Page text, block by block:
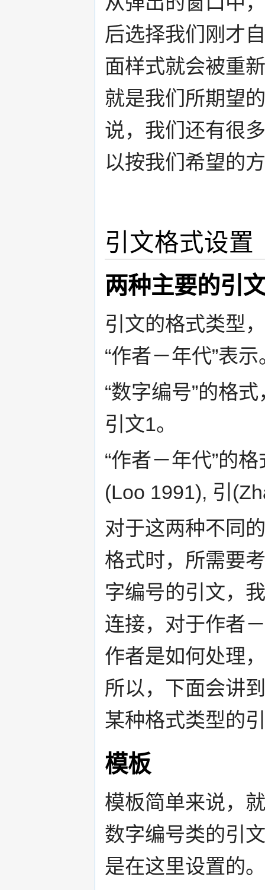
后选择我们刚才
面样式就会被重
就是我们所期望
说，我们还有很
以按我们希望的
引文格式设置
两种主要的引
引文的格式类型
“作者－年代”表示
“数字编号”的格
引文1。
“作者－年代”的
(Loo 1991), 引
对于这两种不同
格式时，所需要
字编号的引文，
连接，对于作者
作者是如何处理
所以，下面会讲
某种格式类型的
模板
模板简单来说，
数字编号类的引
是在这里设置的。